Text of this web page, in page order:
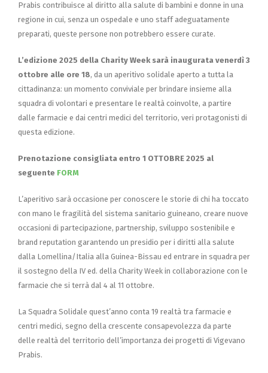
Prabis contribuisce al diritto alla salute di bambini e donne in una
regione in cui, senza un ospedale e uno staff adeguatamente
preparati, queste persone non potrebbero essere curate.
L’edizione 2025 della Charity Week sarà inaugurata venerdì 3
ottobre alle ore 18, da un aperitivo solidale aperto a tutta la
cittadinanza: un momento conviviale per brindare insieme alla
squadra di volontari e presentare le realtà coinvolte, a partire
dalle farmacie e dai centri medici del territorio, veri protagonisti di
questa edizione.
Prenotazione consigliata entro 1 OTTOBRE 2025 al
seguente FORM
L’aperitivo sarà occasione per conoscere le storie di chi ha toccato
con mano le fragilità del sistema sanitario guineano, creare nuove
occasioni di partecipazione, partnership, sviluppo sostenibile e
brand reputation garantendo un presidio per i diritti alla salute
dalla Lomellina/Italia alla Guinea-Bissau ed entrare in squadra per
il sostegno della IV ed. della Charity Week in collaborazione con le
farmacie che si terrà dal 4 al 11 ottobre.
La Squadra Solidale quest’anno conta 19 realtà tra farmacie e
centri medici, segno della crescente consapevolezza da parte
delle realtà del territorio dell’importanza dei progetti di Vigevano
Prabis.